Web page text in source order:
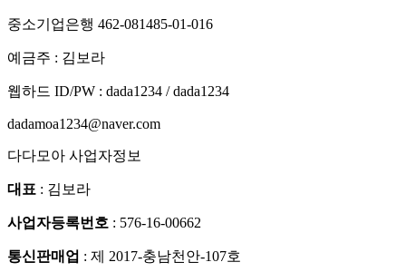
중소기업은행 462-081485-01-016
예금주 : 김보라
웹하드 ID/PW : dada1234 / dada1234
dadamoa1234@naver.com
다다모아 사업자정보
대표 : 김보라
사업자등록번호 : 576-16-00662
통신판매업 : 제 2017-충남천안-107호